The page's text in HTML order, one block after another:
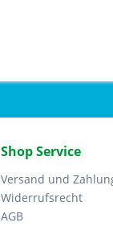
Shop Service
Versand und
Widerrufsrecht
AGB